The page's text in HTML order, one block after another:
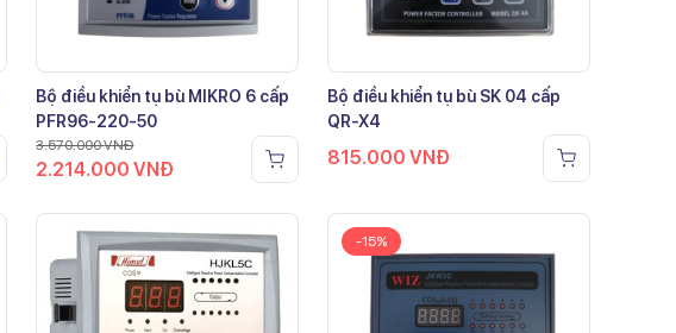
Bộ điều khiển tụ bù MIKRO 6 cấp
PFR96-220-50
3.570.000VNĐ
2.214.000VNĐ
Bộ điều khiển tụ bù SK 04 cấp
QR-X4
815.000VNĐ
-15%